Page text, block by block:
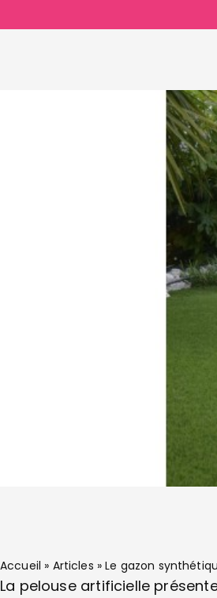
Accueil » Articles »Le gazon
La pelouse artificielle